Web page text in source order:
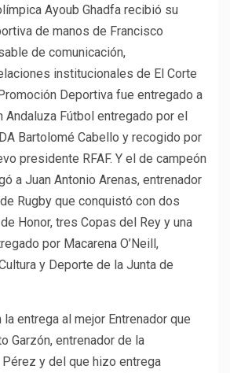
Ayoub Ghadfa recibió su
de manos de Francisco
de comunicación,
institucionales de El Corte
Deportiva fue entregado a
Andaluza Fútbol entregado por el
Bartolomé Cabello y recogido por
presidente RFAF. Y el de campeón
a Juan Antonio Arenas, entrenador
Rugby que conquistó con dos
Honor, tres Copas del Rey y una
por Macarena O’Neill,
y Deporte de la Junta de
la entrega al mejor Entrenador que
Garzón, entrenador de la
Pérez y del que hizo entrega